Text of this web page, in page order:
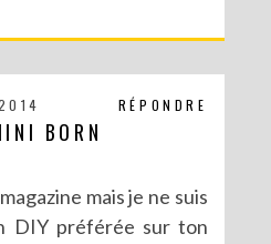
RÉPONDRE
BORN
mais je ne suis
DIY préférée sur ton